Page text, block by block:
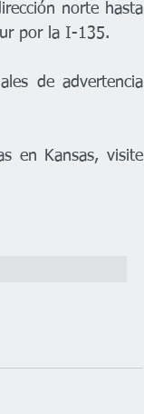
norte hasta
por la I-135.
de advertencia